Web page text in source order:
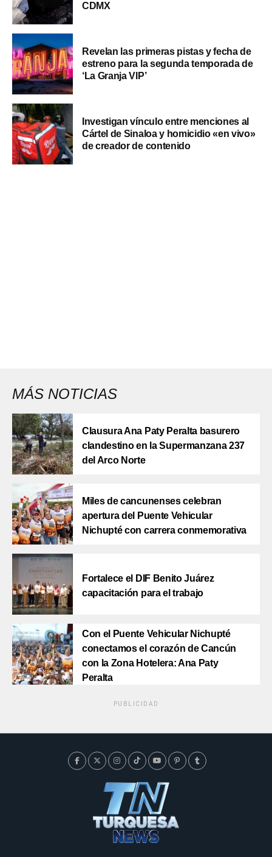
CDMX
Revelan las primeras pistas y fecha de
estreno para la segunda temporada de
‘La Granja VIP’
Investigan vínculo entre menciones al
Cártel de Sinaloa y homicidio «en vivo»
de creador de contenido
MÁS NOTICIAS
Clausura Ana Paty Peralta basurero
clandestino en la Supermanzana 237
del Arco Norte
Miles de cancunenses celebran
apertura del Puente Vehicular
Nichupté con carrera conmemorativa
Fortalece el DIF Benito Juárez
capacitación para el trabajo
Con el Puente Vehicular Nichupté
conectamos el corazón de Cancún
con la Zona Hotelera: Ana Paty
Peralta
PUBLICIDAD